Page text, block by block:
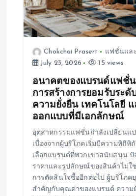
Chokchai Prasert
แฟชั่นแล
July 23, 2026
15 views
อนาคตของแบรนด์แฟชั่
การสร้างการยอมรับระดั
ความยั่งยืน เทคโนโลยี แ
ออกแบบที่มีเอกลักษณ์
อุตสาหกรรมแฟชั่นกำลังเปลี่ยนแป
เนื่องจากผู้บริโภคเริ่มมีความพิถีพิ
เลือกแบรนด์ที่พวกเขาสนับสนุน
ราคาและรูปลักษณ์ของสินค้าไม่ใ
การตัดสินใจซื้ออีกต่อไป ผู้บริโภค
สำคัญกับคุณค่าของแบรนด์ ความ